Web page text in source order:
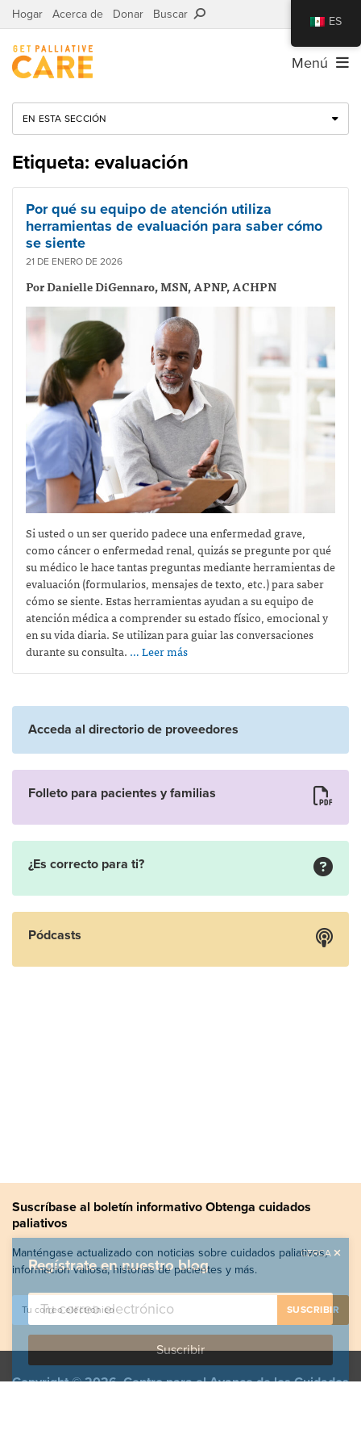
Hogar Acerca de Donar Buscar
Menú
EN ESTA SECCIÓN
Etiqueta: evaluación
Por qué su equipo de atención utiliza
herramientas de evaluación para saber cómo
se siente
21 DE ENERO DE 2026
Por Danielle DiGennaro, MSN, APNP, ACHPN
Si usted o un ser querido padece una enfermedad grave,
como cáncer o enfermedad renal, quizás se pregunte por qué
su médico le hace tantas preguntas mediante herramientas de
evaluación (formularios, mensajes de texto, etc.) para saber
cómo se siente. Estas herramientas ayudan a su equipo de
atención médica a comprender su estado físico, emocional y
en su vida diaria. Se utilizan para guiar las conversaciones
durante su consulta. … Leer más
Acceda al directorio de proveedores
Folleto para pacientes y familias
¿Es correcto para ti?
Pódcasts
Suscríbase al boletín informativo Obtenga cuidados
paliativos
Manténgase actualizado con noticias sobre cuidados paliativos,
información valiosa, historias de pacientes y más.
Copyright © 2026, Centro para el Avance de los Cuidados
Regístrate en nuestro blog
CERCA
ES